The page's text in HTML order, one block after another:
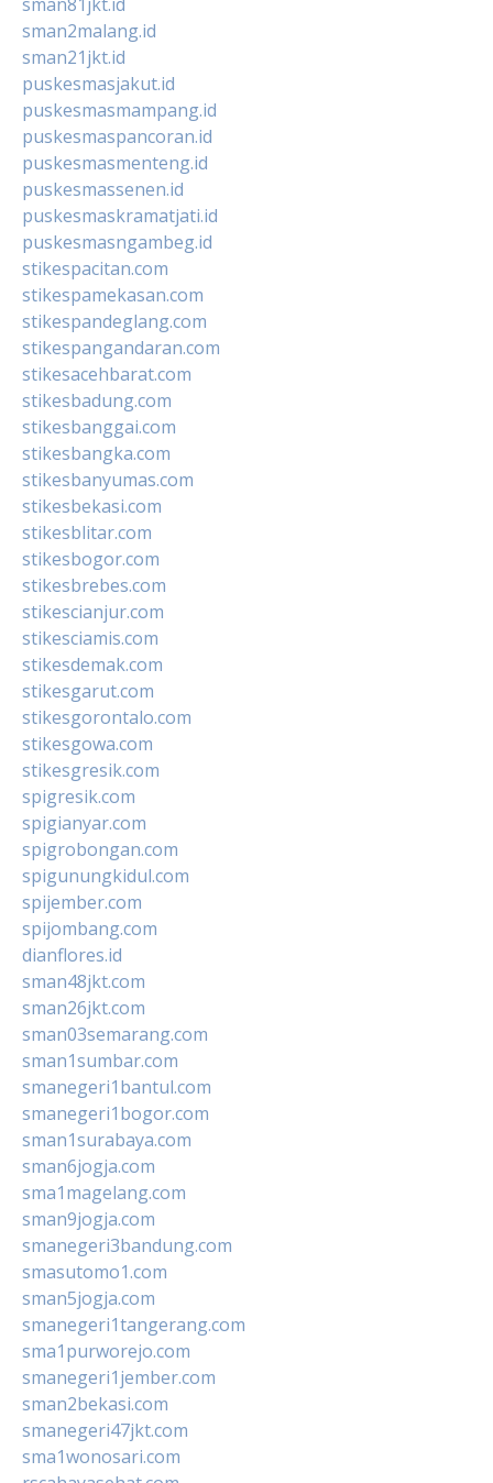
sman2malang.id
sman21jkt.id
puskesmasjakut.id
puskesmasmampang.id
puskesmaspancoran.id
puskesmasmenteng.id
puskesmassenen.id
puskesmaskramatjati.id
puskesmasngambeg.id
stikespacitan.com
stikespamekasan.com
stikespandeglang.com
stikespangandaran.com
stikesacehbarat.com
stikesbadung.com
stikesbanggai.com
stikesbangka.com
stikesbanyumas.com
stikesbekasi.com
stikesblitar.com
stikesbogor.com
stikesbrebes.com
stikescianjur.com
stikesciamis.com
stikesdemak.com
stikesgarut.com
stikesgorontalo.com
stikesgowa.com
stikesgresik.com
spigresik.com
spigianyar.com
spigrobongan.com
spigunungkidul.com
spijember.com
spijombang.com
dianflores.id
sman48jkt.com
sman26jkt.com
sman03semarang.com
sman1sumbar.com
smanegeri1bantul.com
smanegeri1bogor.com
sman1surabaya.com
sman6jogja.com
sma1magelang.com
sman9jogja.com
smanegeri3bandung.com
smasutomo1.com
sman5jogja.com
smanegeri1tangerang.com
sma1purworejo.com
smanegeri1jember.com
sman2bekasi.com
smanegeri47jkt.com
sma1wonosari.com